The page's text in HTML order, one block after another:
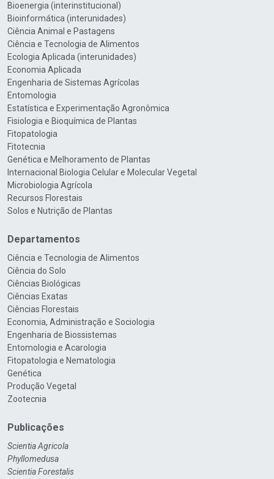
Bioenergia (interinstitucional)
Bioinformática (interunidades)
Ciência Animal e Pastagens
Ciência e Tecnologia de Alimentos
Ecologia Aplicada (interunidades)
Economia Aplicada
Engenharia de Sistemas Agrícolas
Entomologia
Estatística e Experimentação Agronômica
Fisiologia e Bioquímica de Plantas
Fitopatologia
Fitotecnia
Genética e Melhoramento de Plantas
Internacional Biologia Celular e Molecular Vegetal
Microbiologia Agrícola
Recursos Florestais
Solos e Nutrição de Plantas
Departamentos
Ciência e Tecnologia de Alimentos
Ciência do Solo
Ciências Biológicas
Ciências Exatas
Ciências Florestais
Economia, Administração e Sociologia
Engenharia de Biossistemas
Entomologia e Acarologia
Fitopatologia e Nematologia
Genética
Produção Vegetal
Zootecnia
Publicações
Scientia Agricola
Phyllomedusa
Scientia Forestalis